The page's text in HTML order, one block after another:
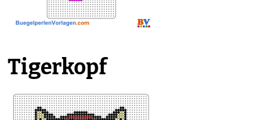
Tigerkopf